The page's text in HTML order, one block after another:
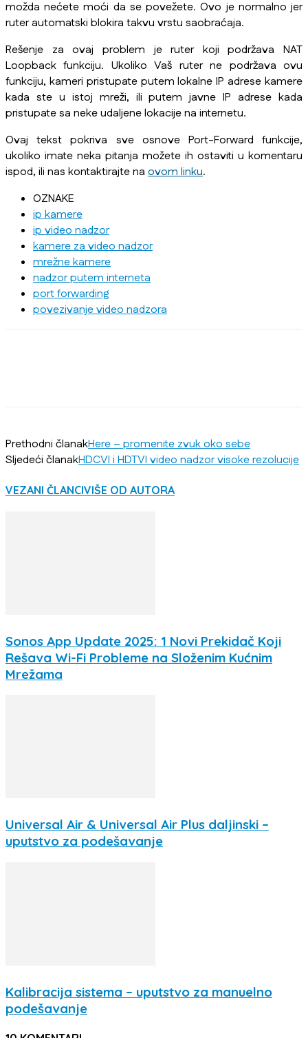
možda nećete moći da se povežete. Ovo je normalno jer
ruter automatski blokira takvu vrstu saobraćaja.
Rešenje za ovaj problem je ruter koji podržava NAT
Loopback funkciju. Ukoliko Vaš ruter ne podržava ovu
funkciju, kameri pristupate putem lokalne IP adrese kamere
kada ste u istoj mreži, ili putem javne IP adrese kada
pristupate sa neke udaljene lokacije na internetu.
Ovaj tekst pokriva sve osnove Port-Forward funkcije,
ukoliko imate neka pitanja možete ih ostaviti u komentaru
ispod, ili nas kontaktirajte na ovom linku.
OZNAKE
ip kamere
ip video nadzor
kamere za video nadzor
mrežne kamere
nadzor putem interneta
port forwarding
povezivanje video nadzora
Prethodni članakHere – promenite zvuk oko sebe
Sljedeći članakHDCVI i HDTVI video nadzor visoke rezolucije
VEZANI ČLANCIVIŠE OD AUTORA
Sonos App Update 2025: 1 Novi Prekidač Koji
Rešava Wi-Fi Probleme na Složenim Kućnim
Mrežama
Universal Air & Universal Air Plus daljinski –
uputstvo za podešavanje
Kalibracija sistema – uputstvo za manuelno
podešavanje